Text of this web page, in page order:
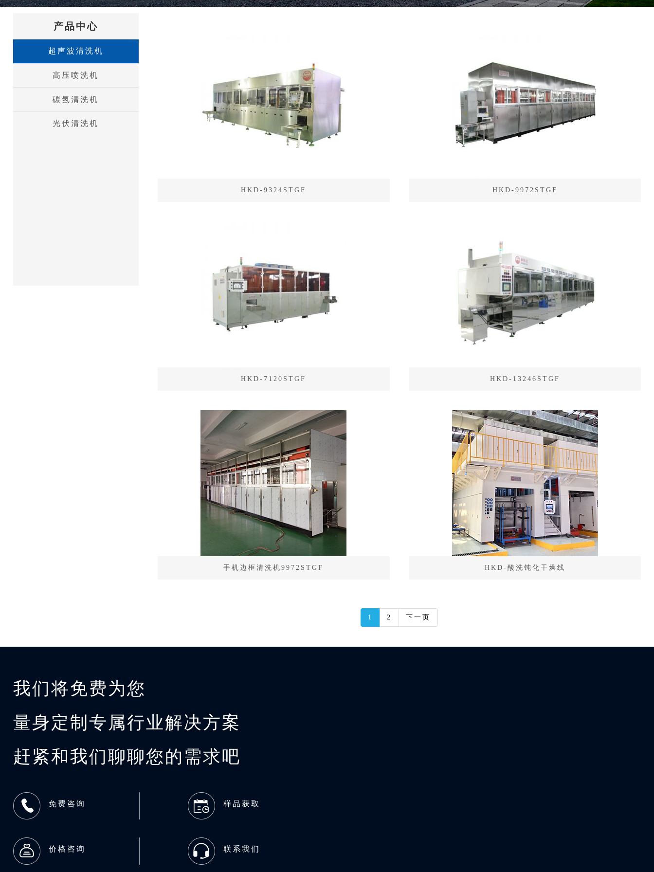
产品中心
超声波清洗机
高压喷洗机
碳氢清洗机
光伏清洗机
HKD-9324STGF HKD-9972STGF
HKD-7120STGF HKD-13246STGF
手机边框清洗机9972STGF HKD-酸洗钝化干燥线
1 2 下一页
我们将免费为您
量身定制专属行业解决方案
赶紧和我们聊聊您的需求吧
免费咨询 样品获取
价格咨询 联系我们